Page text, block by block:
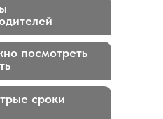
сроки
посмотреть